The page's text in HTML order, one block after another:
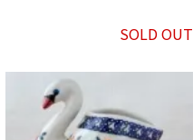
SOLD OUT